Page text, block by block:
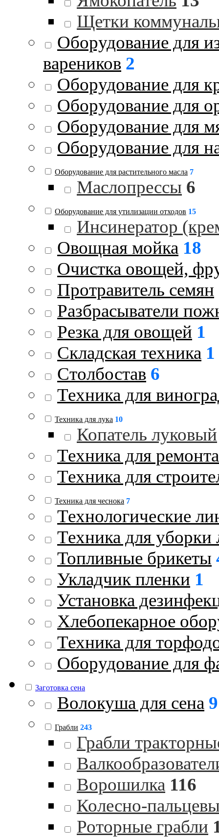
Щетки
Оборудование для
вареников 2
Оборудование для
Оборудование для
Оборудование для
Оборудование для
Оборудование для растительного масла 7
Маслопрессы 6
Оборудование для утилизации отходов 15
Инсинератор
Овощная мойка 18
Очистка овощей,
Протравитель семян
Разбрасыватели
Резка для овощей 1
Складская техника 1
Столбостав 6
Техника для
Техника для лука 10
Копатель луковый
Техника для
Техника для
Техника для чеснока 7
Технологические
Техника для уборки
Топливные брикеты
Укладчик пленки 1
Установка
Хлебопекарное
Техника для
Оборудование для
Заготовка сена
Волокуша для сена 9
Грабли 243
Грабли
Ворошилка 116
Колесно-
Роторные грабли